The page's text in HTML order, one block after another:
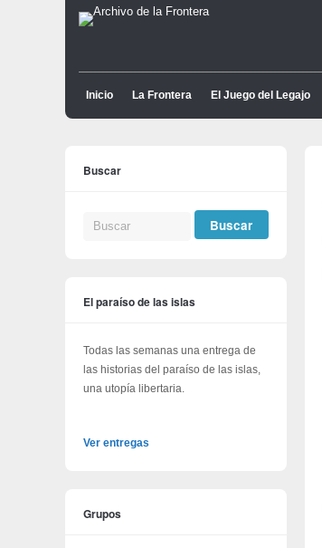
Inicio La Frontera El Juego del Legajo
Buscar
El paraíso de las islas
Todas las semanas una entrega de
las historias del paraíso de las islas,
una utopía libertaria.
Ver entregas
Grupos